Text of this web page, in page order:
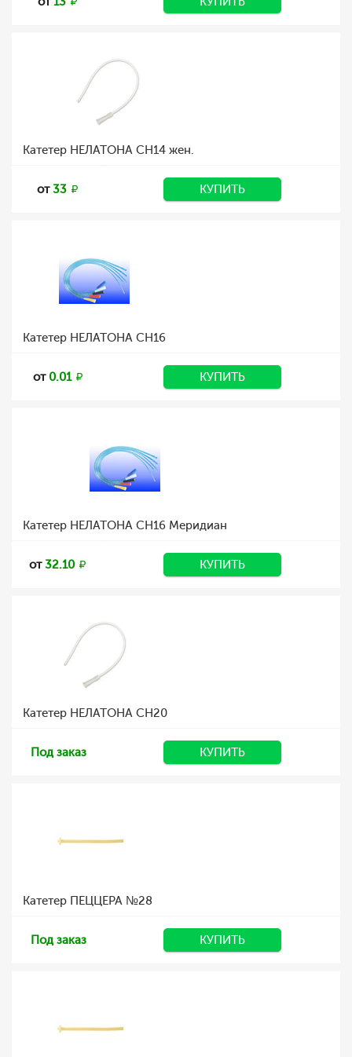
Катетер НЕЛАТОНА CH14 жен.
от33 КУПИТЬ
Катетер НЕЛАТОНА CH16
от 0.01 КУПИТЬ
Катетер НЕЛАТОНА CH16 Меридиан
от32.10 КУПИТЬ
Катетер НЕЛАТОНА CH20
Под заказ КУПИТЬ
Катетер ПЕЦЦЕРА №28
Под заказ КУПИТЬ